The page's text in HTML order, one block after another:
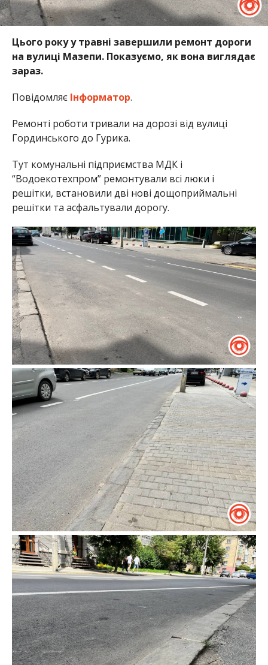
Цього року у травні завершили ремонт дороги
на вулиці Мазепи. Показуємо, як вона виглядає
зараз.
Повідомляє Інформатор.
Ремонті роботи тривали на дорозі від вулиці
Гординського до Гурика.
Тут комунальні підприємства МДК і
“Водоекотехпром” ремонтували всі люки і
решітки, встановили дві нові дощоприймальні
решітки та асфальтували дорогу.